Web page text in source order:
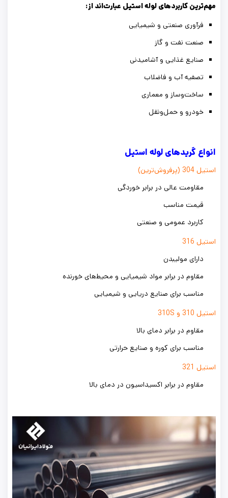
مهم‌ترین کاربردهای لوله استیل عبارت‌اند از:
فرآوری صنعتی و شیمیایی
صنعت نفت و گاز
صنایع غذایی و آشامیدنی
تصفیه آب و فاضلاب
ساخت‌وساز و معماری
خودرو و حمل‌ونقل
انواع گریدهای لوله استیل
استیل 304 (پرفروش‌ترین)
مقاومت عالی در برابر خوردگی
قیمت مناسب
کاربرد عمومی و صنعتی
استیل 316
دارای مولیبدن
مقاوم در برابر مواد شیمیایی و محیط‌های خورنده
مناسب برای صنایع دریایی و شیمیایی
استیل 310 و 310S
مقاوم در برابر دمای بالا
مناسب برای کوره و صنایع حرارتی
استیل 321
مقاوم در برابر اکسیداسیون در دمای بالا